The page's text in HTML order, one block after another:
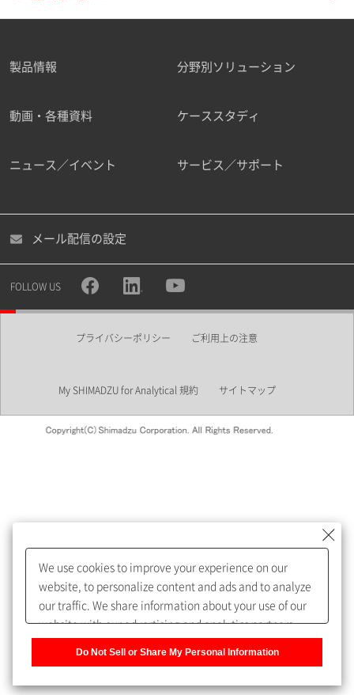
ご勤務先
職種
所属部署
めします。
My SHIMADZU for Analyticalへ登録いただくと、技術情報や
取扱説明書・Webinarなどの閲覧ができます。
うになります。
製品情報 分野別ソリューション
動画・各種資料 ケーススタディ
ニュース／イベント サービス／サポート
メール配信の設定
FOLLOW US
プライバシーポリシー ご利用上の注意
My SHIMADZU for Analytical 規約 サイトマップ
We use cookies to improve your experience on our
website, to personalize content and ads and to analyze
our traffic. We share information about your use of our
website with our advertising and analytics partners,
Do Not Sell or Share My Personal Information